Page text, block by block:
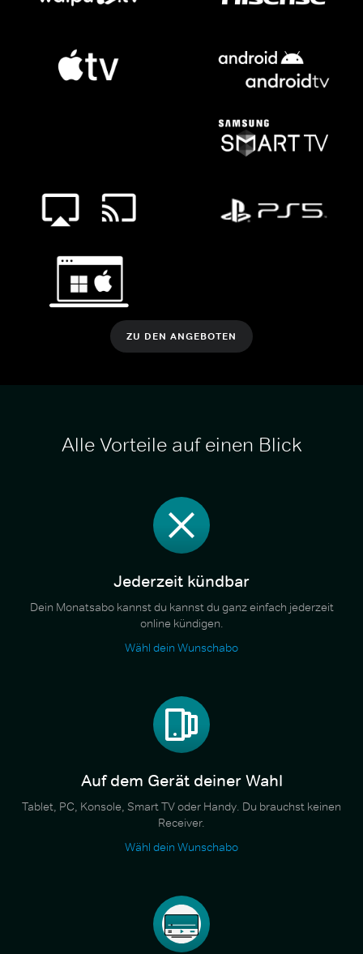
ZU DEN ANGEBOTEN
Alle Vorteile auf einen Blick
Jederzeit kündbar
Dein Monatsabo kannst du kannst du ganz einfach jederzeit
online kündigen.
Wähl dein Wunschabo
Auf dem Gerät deiner Wahl
Tablet, PC, Konsole, Smart TV oder Handy. Du brauchst keinen
Receiver.
Wähl dein Wunschabo